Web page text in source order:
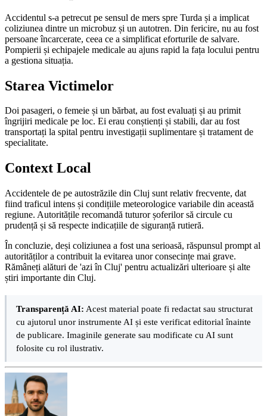
Accidentul s-a petrecut pe sensul de mers spre Turda și a implicat
coliziunea dintre un microbuz și un autotren. Din fericire, nu au fost
persoane încarcerate, ceea ce a simplificat eforturile de salvare.
Pompierii și echipajele medicale au ajuns rapid la fața locului pentru
a gestiona situația.
Starea Victimelor
Doi pasageri, o femeie și un bărbat, au fost evaluați și au primit
îngrijiri medicale pe loc. Ei erau conștienți și stabili, dar au fost
transportați la spital pentru investigații suplimentare și tratament de
specialitate.
Context Local
Accidentele de pe autostrăzile din Cluj sunt relativ frecvente, dat
fiind traficul intens și condițiile meteorologice variabile din această
regiune. Autoritățile recomandă tuturor șoferilor să circule cu
prudență și să respecte indicațiile de siguranță rutieră.
În concluzie, deși coliziunea a fost una serioasă, răspunsul prompt al
autorităților a contribuit la evitarea unor consecințe mai grave.
Rămâneți alături de 'azi în Cluj' pentru actualizări ulterioare și alte
știri importante din Cluj.
Transparență AI: Acest material poate fi redactat sau structurat
cu ajutorul unor instrumente AI și este verificat editorial înainte
de publicare. Imaginile generate sau modificate cu AI sunt
folosite cu rol ilustrativ.